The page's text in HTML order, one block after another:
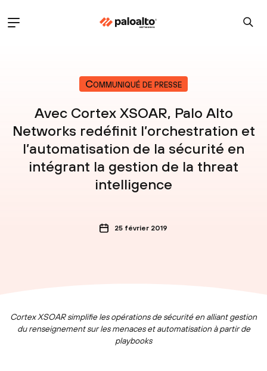
Communiqué de presse
Avec Cortex XSOAR, Palo Alto
Networks redéfinit l’orchestration et
l’automatisation de la sécurité en
intégrant la gestion de la threat
intelligence
25 février 2019
Cortex XSOAR simplifie les opérations de sécurité en alliant gestion
du renseignement sur les menaces et automatisation à partir de
playbooks